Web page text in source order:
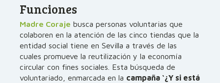
Funciones
Madre Coraje busca personas voluntarias que
colaboren en la atención de las cinco tiendas que la
entidad social tiene en Sevilla a través de las
cuales promueve la reutilización y la economía
circular con fines sociales. Esta búsqueda de
voluntariado, enmarcada en la campaña ‘¿Y si está